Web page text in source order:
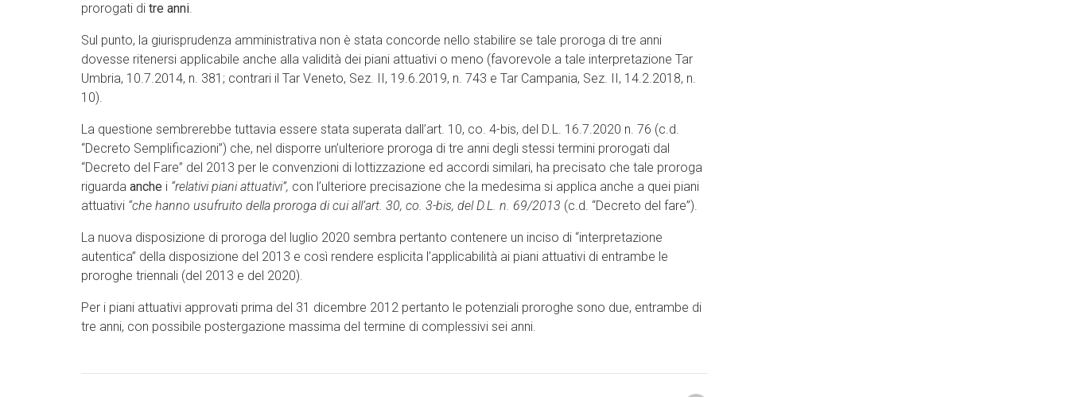
prorogati di tre anni.
Sul punto, la giurisprudenza amministrativa non è stata concorde nello stabilire se tale proroga di tre anni
dovesse ritenersi applicabile anche alla validità dei piani attuativi o meno (favorevole a tale interpretazione Tar
Umbria, 10.7.2014, n. 381; contrari il Tar Veneto, Sez. II, 19.6.2019, n. 743 e Tar Campania, Sez. II, 14.2.2018, n.
10).
La questione sembrerebbe tuttavia essere stata superata dall’art. 10, co. 4-bis, del D.L. 16.7.2020 n. 76 (c.d.
“Decreto Semplificazioni”) che, nel disporre un’ulteriore proroga di tre anni degli stessi termini prorogati dal
“Decreto del Fare” del 2013 per le convenzioni di lottizzazione ed accordi similari, ha precisato che tale proroga
riguarda anche i “relativi piani attuativi”, con l’ulteriore precisazione che la medesima si applica anche a quei piani
attuativi “che hanno usufruito della proroga di cui all’art. 30, co. 3-bis, del D.L. n. 69/2013 (c.d. “Decreto del fare”).
La nuova disposizione di proroga del luglio 2020 sembra pertanto contenere un inciso di “interpretazione
autentica” della disposizione del 2013 e così rendere esplicita l’applicabilità ai piani attuativi di entrambe le
proroghe triennali (del 2013 e del 2020).
Per i piani attuativi approvati prima del 31 dicembre 2012 pertanto le potenziali proroghe sono due, entrambe di
tre anni, con possibile postergazione massima del termine di complessivi sei anni.